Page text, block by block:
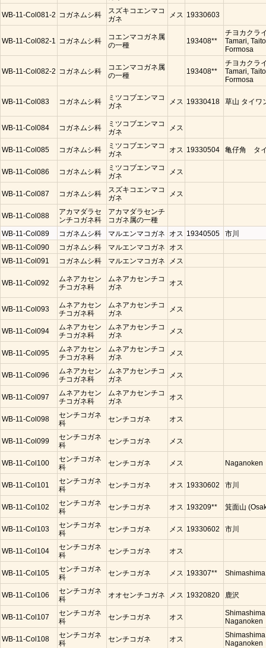
WB-11-Col081-2 コガネムシ科
スズキコエンマコ
ガネ
メス 19330603
WB-11-Col082-1 コガネムシ科
コエンマコガネ属
の一種
193408**
チヨカクラ
Tamari,
Formosa
WB-11-Col082-2 コガネムシ科
コエンマコガネ属
の一種
193408**
チヨカクラ
Tamari,
Formosa
WB-11-Col083 コガネムシ科
ミツコブエンマコ
ガネ
メス 19330418 草山 タイワ
WB-11-Col084 コガネムシ科
ミツコブエンマコ
ガネ
メス
WB-11-Col085 コガネムシ科
ミツコブエンマコ
ガネ
オス 19330504 亀仔角 タ
WB-11-Col086 コガネムシ科
ミツコブエンマコ
ガネ
メス
WB-11-Col087 コガネムシ科
スズキコエンマコ
ガネ
メス
WB-11-Col088
アカマダラセ
ンチコガネ科
アカマダラセンチ
コガネ属の一種
WB-11-Col089
コガネムシ科 マルエンマコガネ オス 19340505
市川
WB-11-Col090
コガネムシ科 マルエンマコガネ
オス
WB-11-Col091
コガネムシ科 マルエンマコガネ メス
WB-11-Col092
ムネアカセン
チコガネ科
ムネアカセンチコ
ガネ
オス
WB-11-Col093
ムネアカセン
チコガネ科
ムネアカセンチコ
ガネ
メス
WB-11-Col094
ムネアカセン
チコガネ科
ムネアカセンチコ
ガネ
メス
WB-11-Col095
ムネアカセン
チコガネ科
ムネアカセンチコ
ガネ
メス
WB-11-Col096
ムネアカセン
チコガネ科
ムネアカセンチコ
ガネ
メス
WB-11-Col097
ムネアカセン
チコガネ科
ムネアカセンチコ
ガネ
オス
WB-11-Col098
センチコガネ
科
センチコガネ オス
WB-11-Col099
センチコガネ
科
センチコガネ メス
WB-11-Col100
センチコガネ
科
センチコガネ メス Naganoken
WB-11-Col101
センチコガネ
科
センチコガネ オス 19330602 市川
WB-11-Col102
センチコガネ
科
センチコガネ オス 193209** 箕面山
WB-11-Col103
センチコガネ
科
センチコガネ メス 19330602 市川
WB-11-Col104
センチコガネ
科
センチコガネ オス
WB-11-Col105
センチコガネ
科
センチコガネ メス 193307** Shimashima
WB-11-Col106
センチコガネ
科
オオセンチコガネ メス 19320820 鹿沢
WB-11-Col107
センチコガネ
科
センチコガネ オス
Shimashima
Naganoken
WB-11-Col108
センチコガネ
科
センチコガネ オス
Shimashima
Naganoken